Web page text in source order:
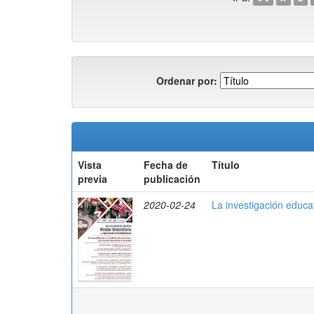
Ordenar por:
Vista
previa
Fecha de
publicación
Título
2020-02-24 La investigación